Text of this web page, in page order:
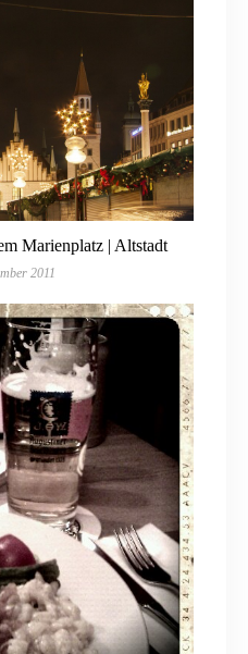
Marienplatz | Altstadt
2011